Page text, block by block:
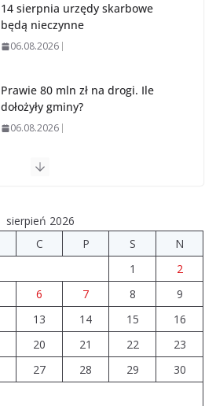
14 sierpnia urzędy skarbowe
będą nieczynne
06.08.2026
Prawie 80 mln zł na drogi. Ile
dołożyły gminy?
06.08.2026
Szkoła we Władysławowie
Prawie 20 tys. zł dla dyrektora
szpitala. Podwyżka mimo
finansowych problemów
04.08.2026
Brylant dla Turku? 255. miejsce
trudno uznać za sukces
sierpień 2026
C P S
N
1
2
6 7 8
9
13 14 15
16
20 21 22
23
27 28 29
30